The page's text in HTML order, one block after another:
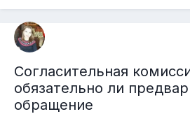
Согласительная
обязательно ли
обращение